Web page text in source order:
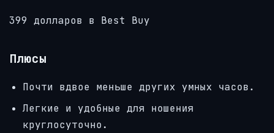
399 долларов в Best Buy
Плюсы
Почти вдвое меньше других умных часов.
Легкие и удобные для ношения
круглосуточно.